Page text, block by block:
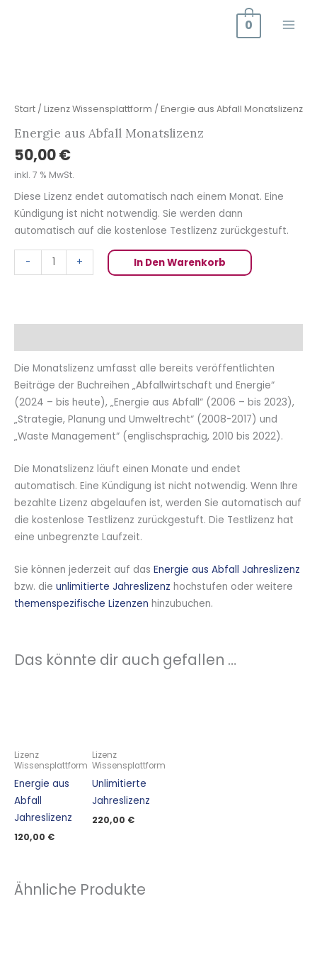
0
Start / Lizenz Wissensplattform / Energie aus Abfall Monatslizenz
Energie aus Abfall Monatslizenz
50,00€
inkl. 7 % MwSt.
Diese Lizenz endet automatisch nach einem Monat. Eine
Kündigung ist nicht notwendig. Sie werden dann
automatisch auf die kostenlose Testlizenz zurückgestuft.
-
Abfall
Menge
+ In Den Warenkorb
Die Monatslizenz umfasst alle bereits veröffentlichten
Beiträge der Buchreihen „Abfallwirtschaft und Energie“
(2024 – bis heute), „Energie aus Abfall“ (2006 – bis 2023),
„Strategie, Planung und Umweltrecht“ (2008-2017) und
„Waste Management“ (englischsprachig, 2010 bis 2022).
Die Monatslizenz läuft einen Monate und endet
automatisch. Eine Kündigung ist nicht notwendig. Wenn Ihre
bezahlte Lizenz abgelaufen ist, werden Sie automatisch auf
die kostenlose Testlizenz zurückgestuft. Die Testlizenz hat
eine unbegrenzte Laufzeit.
Sie können jederzeit auf das Energie aus Abfall Jahreslizenz
bzw. die unlimitierte Jahreslizenz hochstufen oder weitere
themenspezifische Lizenzen hinzubuchen.
Das könnte dir auch gefallen …
Lizenz
Wissensplattform
Energie aus
Abfall
Jahreslizenz
120,00 €
Lizenz
Wissensplattform
Unlimitierte
Jahreslizenz
220,00 €
Ähnliche Produkte